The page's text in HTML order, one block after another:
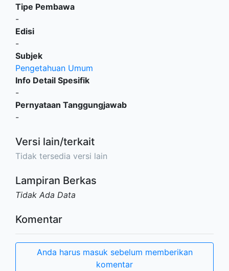
Tipe Pembawa
-
Edisi
-
Subjek
Pengetahuan Umum
Info Detail Spesifik
-
Pernyataan Tanggungjawab
-
Versi lain/terkait
Tidak tersedia versi lain
Lampiran Berkas
Tidak Ada Data
Komentar
Anda harus masuk sebelum memberikan
komentar